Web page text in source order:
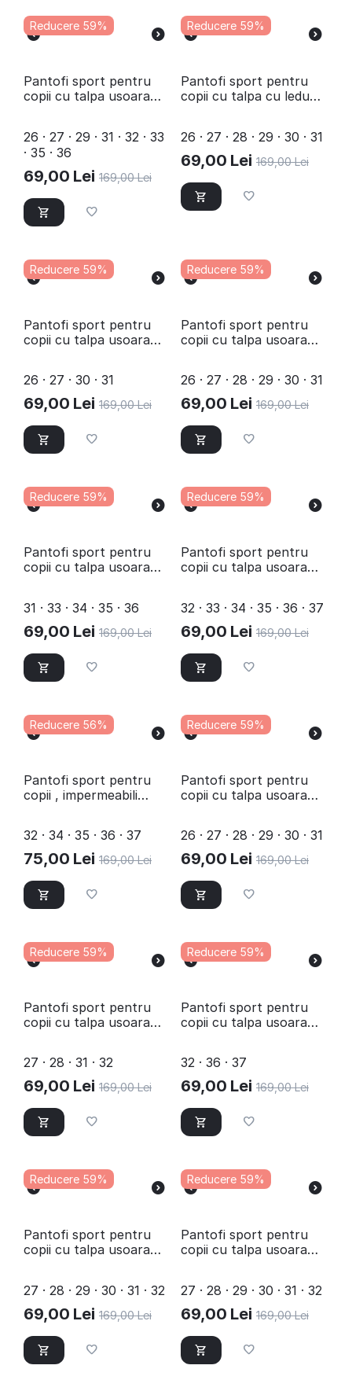
Reducere 59%
Pantofi sport pentru
copii cu talpa usoara
26 · 27 · 29 · 31 · 32 · 33
· 35 · 36
69,00 Lei 169,00 Lei
Reducere 59%
Pantofi sport pentru
copii cu talpa cu leduri
26 · 27 · 28 · 29 · 30 · 31
69,00 Lei 169,00 Lei
Reducere 59%
Pantofi sport pentru
copii cu talpa usoara
26 · 27 · 30 · 31
69,00 Lei 169,00 Lei
Reducere 59%
Pantofi sport pentru
copii cu talpa usoara
26 · 27 · 28 · 29 · 30 · 31
69,00 Lei 169,00 Lei
Reducere 59%
Pantofi sport pentru
copii cu talpa usoara
31 · 33 · 34 · 35 · 36
69,00 Lei 169,00 Lei
Reducere 59%
Pantofi sport pentru
copii cu talpa usoara
32 · 33 · 34 · 35 · 36 · 37
69,00 Lei 169,00 Lei
Reducere 56%
Pantofi sport pentru
copii , impermeabili
32 · 34 · 35 · 36 · 37
75,00 Lei 169,00 Lei
Reducere 59%
Pantofi sport pentru
copii cu talpa usoara
26 · 27 · 28 · 29 · 30 · 31
69,00 Lei 169,00 Lei
Reducere 59%
Pantofi sport pentru
copii cu talpa usoara
27 · 28 · 31 · 32
69,00 Lei 169,00 Lei
Reducere 59%
Pantofi sport pentru
copii cu talpa usoara
32 · 36 · 37
69,00 Lei 169,00 Lei
Reducere 59%
Pantofi sport pentru
copii cu talpa usoara
27 · 28 · 29 · 30 · 31 · 32
69,00 Lei 169,00 Lei
Reducere 59%
Pantofi sport pentru
copii cu talpa usoara
27 · 28 · 29 · 30 · 31 · 32
69,00 Lei 169,00 Lei